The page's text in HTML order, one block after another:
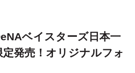
ベイスターズ日本一
発売！オリジナルフォ